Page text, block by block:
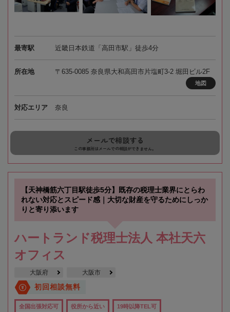
最寄駅 近畿日本鉄道「高田市駅」徒歩4分
所在地 〒635-0085 奈良県大和高田市片塩町3-2 堀田ビル2F
地図
対応エリア 奈良
メールで相談する
この事務所はメールでの相談ができません。
【天神橋筋六丁目駅徒歩5分】既存の税理士業界にとらわ
れない対応とスピード感｜大切な財産を守るためにしっか
りと寄り添います
ハートランド税理士法人 本社天六
オフィス
大阪府 大阪市
初回相談無料
全国出張対応可 役所から近い 19時以降TEL可